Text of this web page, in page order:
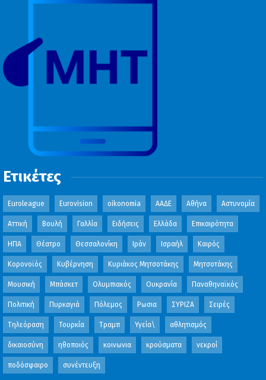
Ετικέτες
Euroleague Eurovision oikonomia ΑΑΔΕ Αθήνα Αστυνομία
Αττική Βουλή Γαλλία Ειδήσεις Ελλάδα Επικαιρότητα
ΗΠΑ Θέατρο Θεσσαλονίκη Ιράν Ισραήλ Καιρός
Κορονοϊός Κυβέρνηση Κυριάκος Μητσοτάκης Μητσοτάκης
Μουσική Μπάσκετ Ολυμπιακός Ουκρανία Παναθηναϊκός
Πολιτική Πυρκαγιά Πόλεμος Ρωσια ΣΥΡΙΖΑ Σειρές
Τηλεόραση Τουρκία Τραμπ Υγεία\ αθλητισμός
δικαιοσύνη ηθοποιός κοινωνια κρούσματα νεκροί
ποδόσφαιρο συνέντευξη